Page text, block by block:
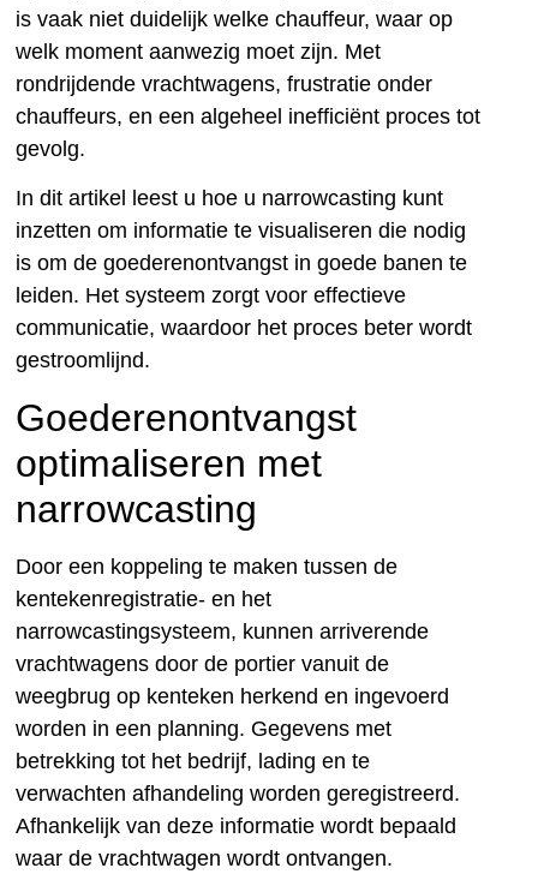
is vaak niet duidelijk welke chauffeur, waar op
welk moment aanwezig moet zijn. Met
rondrijdende vrachtwagens, frustratie onder
chauffeurs, en een algeheel inefficiënt proces tot
gevolg.
In dit artikel leest u hoe u narrowcasting kunt
inzetten om informatie te visualiseren die nodig
is om de goederenontvangst in goede banen te
leiden. Het systeem zorgt voor effectieve
communicatie, waardoor het proces beter wordt
gestroomlijnd.
Goederenontvangst
optimaliseren met
narrowcasting
Door een koppeling te maken tussen de
kentekenregistratie- en het
narrowcastingsysteem, kunnen arriverende
vrachtwagens door de portier vanuit de
weegbrug op kenteken herkend en ingevoerd
worden in een planning. Gegevens met
betrekking tot het bedrijf, lading en te
verwachten afhandeling worden geregistreerd.
Afhankelijk van deze informatie wordt bepaald
waar de vrachtwagen wordt ontvangen.